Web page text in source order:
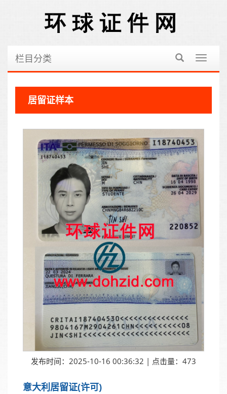
切
航
栏目分类
居留证样本
发布时间：2025-10-16 00:36:32 | 点击量：473
意大利居留证(许可)